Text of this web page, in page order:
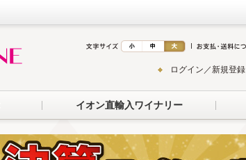
ログイン／新規登録
イオン直輸入ワイナリー